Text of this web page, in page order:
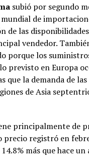
subió por segundo
de
de las
vendedor.
porque los
previsto en Europa
que la demanda de
de Asia
principalmente de
precio registró en
más que hace un